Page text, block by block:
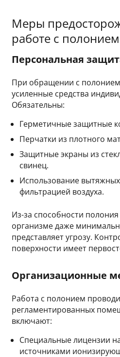
Меры
работе с полонием
Персональная
При обращении с
усиленные средства
Обязательны:
Герметичные защитные
Перчатки из плотного
Защитные экраны из
свинец.
Использование
фильтрацией воздуха.
Из-за способности
организме даже
представляет угрозу.
поверхности имеет
Организационные
Работа с полонием
регламентированных
включают:
Специальные лицензии
источниками